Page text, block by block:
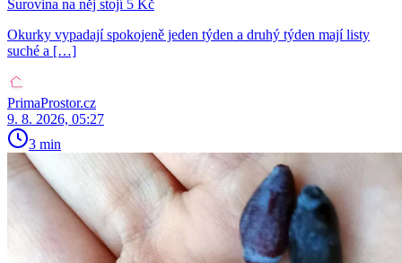
Surovina na něj stojí 5 Kč
Okurky vypadají spokojeně jeden týden a druhý týden mají listy
suché a […]
PrimaProstor.cz
9. 8. 2026, 05:27
3 min